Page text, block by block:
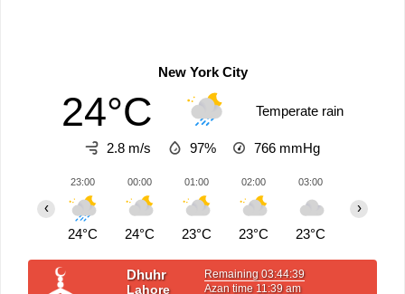
New York City
24°C Temperate rain
2.8 m/s 97% 766 mmHg
23:00
24°C
00:00
24°C
01:00
23°C
02:00
23°C
03:00
23°C
‹ ›